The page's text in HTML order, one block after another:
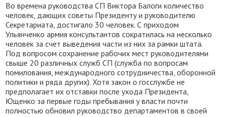
Во времена руководства СП Виктора Балоги количество
человек, дающих советы Президенту и руководителю
Секретариата, достигало 30 человек. С приходом
Ульянченко армия консультантов сократилась на несколько
человек за счет выведения части из них за рамки штата.
Под вопросом сохранение рабочих мест руководителями
свыше 20 различных служб СП (служба по вопросам
помилования, международного сотрудничества, оборонной
политики и ряда других). Хотя закон о госслужбе не
предполагает их отставки после ухода Президента,
Ющенко за первые годы пребывания у власти почти
полностью обновил руководство департаментов в своей